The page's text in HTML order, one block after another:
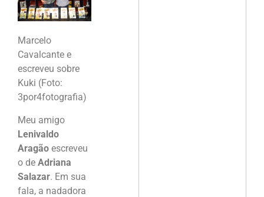
Marcelo
Cavalcante e
escreveu sobre
Kuki (Foto:
3por4fotografia)
Meu amigo
Lenivaldo
Aragão escreveu
o de Adriana
Salazar. Em sua
fala, a nadadora